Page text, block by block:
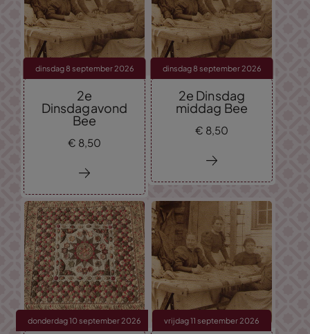
dinsdag 8 september 2026
2e
Dinsdagavond
Bee
€ 8,50
dinsdag 8 september 2026
2e Dinsdag
middag Bee
€ 8,50
donderdag 10 september 2026 vrijdag 11 september 2026